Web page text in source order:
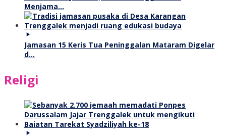
Menjama…
Jamasan 15 Keris Tua Peninggalan Mataram Digelar
d…
Religi